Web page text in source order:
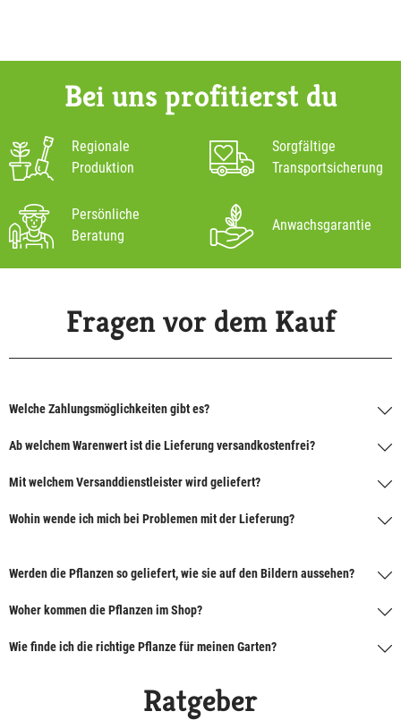
Bei uns profitierst du
Regionale
Produktion
Sorgfältige
Transportsicherung
Persönliche
Beratung
Anwachsgarantie
Fragen vor dem Kauf
Welche Zahlungsmöglichkeiten gibt es?
Ab welchem Warenwert ist die Lieferung versandkostenfrei?
Mit welchem Versanddienstleister wird geliefert?
Wohin wende ich mich bei Problemen mit der Lieferung?
Werden die Pflanzen so geliefert, wie sie auf den Bildern aussehen?
Woher kommen die Pflanzen im Shop?
Wie finde ich die richtige Pflanze für meinen Garten?
Ratgeber